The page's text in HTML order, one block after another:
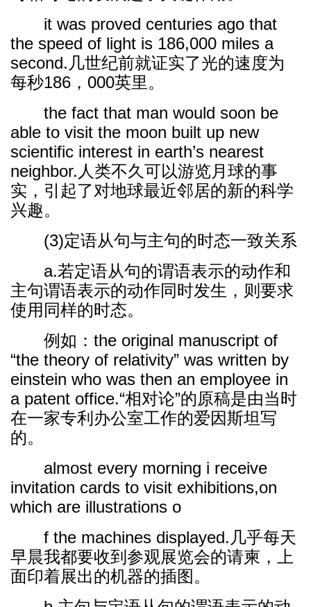
it was proved centuries ago that
the speed of light is 186,000 miles a
second.几世纪前就证实了光的速度为
每秒186，000英里。
the fact that man would soon be
able to visit the moon built up new
scientific interest in earth’s nearest
neighbor.人类不久可以游览月球的事
实，引起了对地球最近邻居的新的科学
兴趣。
(3)定语从句与主句的时态一致关系
a.若定语从句的谓语表示的动作和
主句谓语表示的动作同时发生，则要求
使用同样的时态。
例如：the original manuscript of
“the theory of relativity” was written by
einstein who was then an employee in
a patent office.“相对论”的原稿是由当时
在一家专利办公室工作的爱因斯坦写
的。
almost every morning i receive
invitation cards to visit exhibitions,on
which are illustrations o
f the machines displayed.几乎每天
早晨我都要收到参观展览会的请柬，上
面印着展出的机器的插图。